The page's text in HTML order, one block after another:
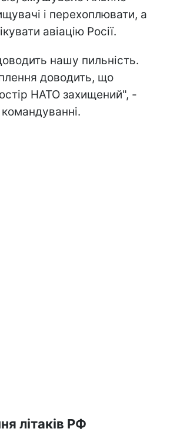
і перехоплювати, а
авіацію Росії.
нашу пильність.
доводить, що
НАТО захищений", -
літаків РФ